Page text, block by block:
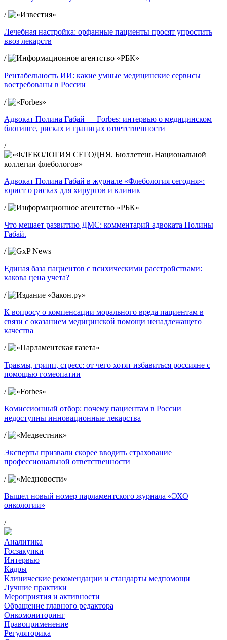
/
Лечебная настройка: орфанные пациенты просят упростить
ввоз лекарств
/
Рентабельность ИИ: какие умные медицинские сервисы
востребованы в России
/
Адвокат Полина Габай — Forbes: интервью о медицинском
блогинге, рисках и границах ответственности
/
Адвокат Полина Габай в журнале «Флебология сегодня»:
юрист о рисках для хирургов и клиник
/
Что мешает развитию ДМС: комментарий адвоката Полины
Габай.
/
Единая база пациентов с психическими расстройствами:
какова цена учета?
/
К вопросу о компенсации морального вреда пациентам в
связи с оказанием медицинской помощи ненадлежащего
качества
/
Травмы, грипп, стресс: от чего хотят избавиться россияне с
помощью гомеопатии
/
Комиссионный отбор: почему пациентам в России
недоступны инновационные лекарства
/
Эксперты призвали скорее вводить страхование
профессиональной ответственности
/
Вышел новый номер парламентского журнала «ЭХО
онкологии»
/
Аналитика
Госзакупки
Интервью
Кадры
Клинические рекомендации и стандарты медпомощи
Лучшие практики
Мероприятия и активности
Обращение главного редактора
Онкомониторинг
Правоприменение
Регуляторика